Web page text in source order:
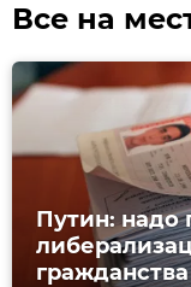
Все на
Путин: надо